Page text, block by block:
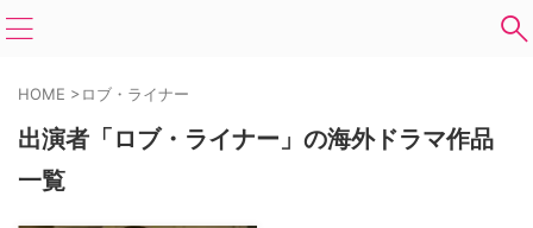
HOME >ロブ・ライナー
出演者「ロブ・ライナー」の海外ドラマ作品
一覧